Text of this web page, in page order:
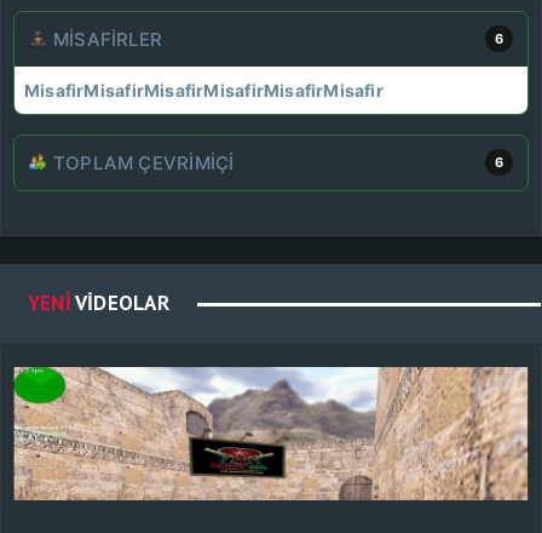
MISAFIRLER 6
MisafirMisafirMisafirMisafirMisafirMisafir
TOPLAM ÇEVRIMIÇI 6
YENIVIDEOLAR